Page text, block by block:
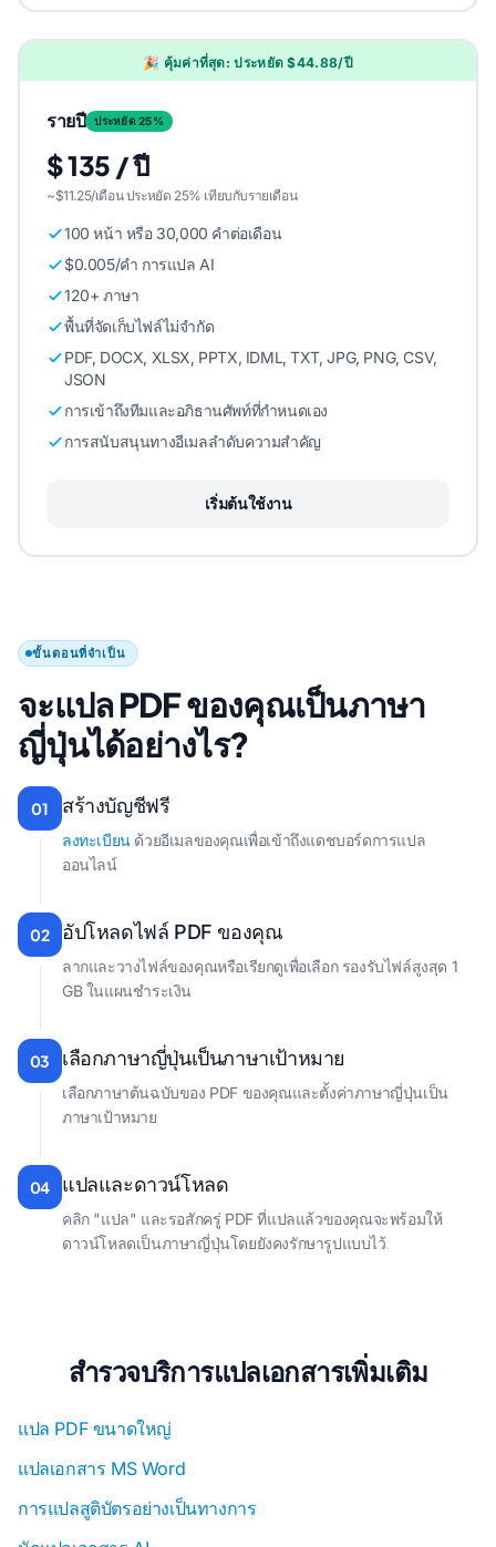
🎉 คุ้มค่าที่สุด: ประหยัด $44.88/ปี
รายปี ประหยัด 25%
$ 135 / ปี
~$11.25/เดือน ประหยัด 25% เทียบกับรายเดือน
100 หน้า หรือ 30,000 คําต่อเดือน
$0.005/คํา การแปล AI
120+ ภาษา
พื้นที่จัดเก็บไฟล์ไม่จํากัด
PDF, DOCX, XLSX, PPTX, IDML, TXT, JPG, PNG, CSV,
JSON
การเข้าถึงทีมและอภิธานศัพท์ที่กําหนดเอง
การสนับสนุนทางอีเมลลําดับความสําคัญ
เริ่มต้นใช้งาน
ขั้นตอนที่จำเป็น
จะแปล PDF ของคุณเป็นภาษา
ญี่ปุ่นได้อย่างไร?
01 สร้างบัญชีฟรี
ลงทะเบียนด้วยอีเมลของคุณเพื่อเข้าถึงแดชบอร์ดการแปล
ออนไลน์
02 อัปโหลดไฟล์ PDF ของคุณ
ลากและวางไฟล์ของคุณหรือเรียกดูเพื่อเลือก รองรับไฟล์สูงสุด 1
GB ในแผนชําระเงิน
03 เลือกภาษาญี่ปุ่นเป็นภาษาเป้าหมาย
เลือกภาษาต้นฉบับของ PDF ของคุณและตั้งค่าภาษาญี่ปุ่นเป็น
ภาษาเป้าหมาย
04 แปลและดาวน์โหลด
คลิก "แปล" และรอสักครู่ PDF ที่แปลแล้วของคุณจะพร้อมให้
ดาวน์โหลดเป็นภาษาญี่ปุ่นโดยยังคงรักษารูปแบบไว้
สํารวจบริการแปลเอกสารเพิ่มเติม
แปล PDF ขนาดใหญ่
แปลเอกสาร MS Word
การแปลสูติบัตรอย่างเป็นทางการ